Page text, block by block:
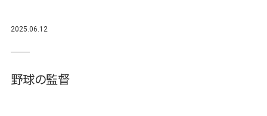
2025.06.12
野球の監督